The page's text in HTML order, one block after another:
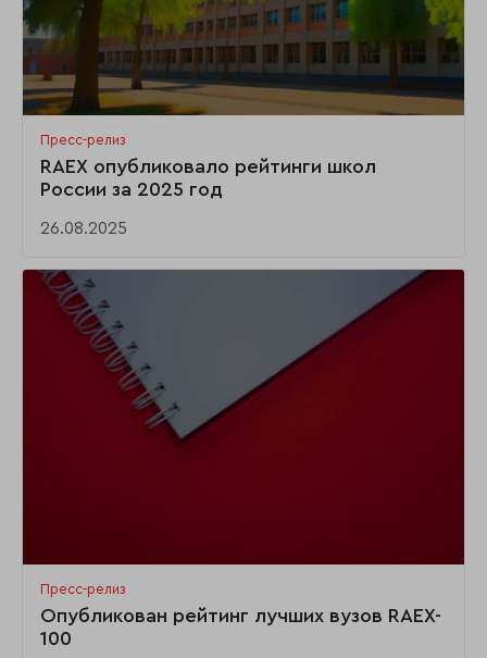
Пресс-релиз
RAEX опубликовало рейтинги школ
России за 2025 год
26.08.2025
Пресс-релиз
Опубликован рейтинг лучших вузов RAEX-
100